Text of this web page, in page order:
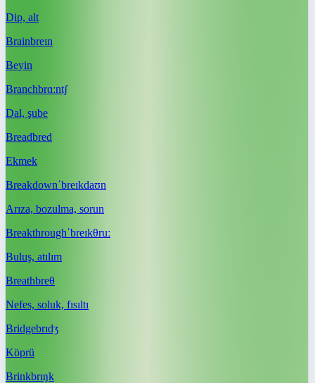
Dip, alt
Brainbreɪn
Beyin
Branchbrɑːntʃ
Dal, şube
Breadbred
Ekmek
Breakdownˈbreɪkdaʊn
Arıza, bozulma, sorun
Breakthroughˈbreɪkθruː
Buluş, atılım
Breathbreθ
Nefes, soluk, fısıltı
Bridgebrɪdʒ
Köprü
Brinkbrɪŋk